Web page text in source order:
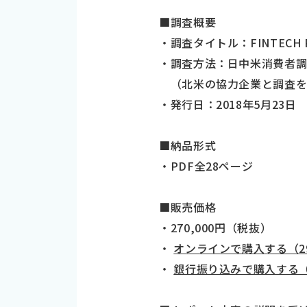
■調査概要
・調査タイトル：
・調査方法：日中米消費者
（北米の協力企業と調査
・発行日：2018年5月23日
■納品形式
・PDF全28ページ
■販売価格
・270,000円（税抜）
・ オンラインで購入する（
・銀行振り込みで購入する